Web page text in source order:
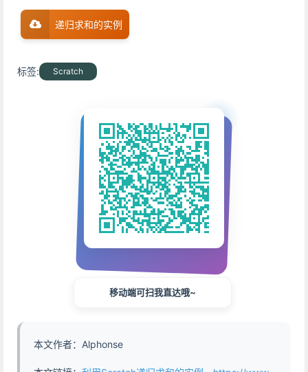
递归求和的实例
标签: Scratch
移动端可扫我直达哦~
本文作者：Alphonse